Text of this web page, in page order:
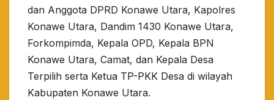
dan Anggota DPRD Konawe Utara, Kapolres
Konawe Utara, Dandim 1430 Konawe Utara,
Forkompimda, Kepala OPD, Kepala BPN
Konawe Utara, Camat, dan Kepala Desa
Terpilih serta Ketua TP-PKK Desa di wilayah
Kabupaten Konawe Utara.